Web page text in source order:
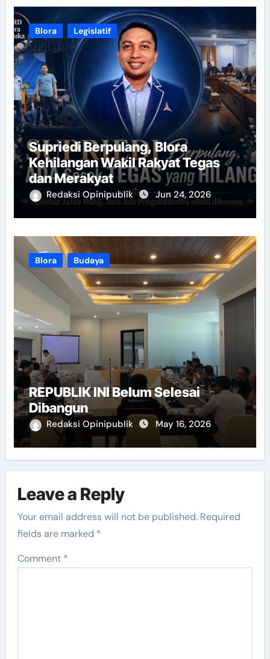
Blora Legislatif
Supriedi Berpulang, Blora
Kehilangan Wakil Rakyat Tegas
dan Merakyat
Redaksi Opinipublik Jun 24, 2026
Blora Budaya
REPUBLIK INI Belum Selesai
Dibangun
Redaksi Opinipublik May 16, 2026
Leave a Reply
Your email address will not be published. Required
fields are marked *
Comment *